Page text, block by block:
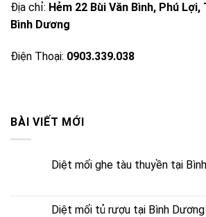
Địa chỉ: Hẻm 22 Bùi Văn Bình, Phú
Bình Dương
Điện Thoại: 0903.339.038
BÀI VIẾT MỚI
Diệt mối ghe tàu thuyền tại
Diệt mối tủ rượu tại Bình